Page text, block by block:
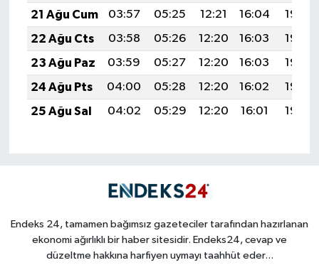
21 Ağu Cum
03:57 05:25 12:21 16:04
19:06
22 Ağu Cts
03:58 05:26 12:20 16:03
19:04
23 Ağu Paz
03:59 05:27 12:20 16:03
19:03
24 Ağu Pts
04:00 05:28 12:20 16:02
19:02
25 Ağu Sal
04:02 05:29 12:20 16:01 19:00
Endeks 24, tamamen bağımsız gazeteciler tarafından hazırlanan
ekonomi ağırlıklı bir haber sitesidir. Endeks24, cevap ve
düzeltme hakkına harfiyen uymayı taahhüt eder...